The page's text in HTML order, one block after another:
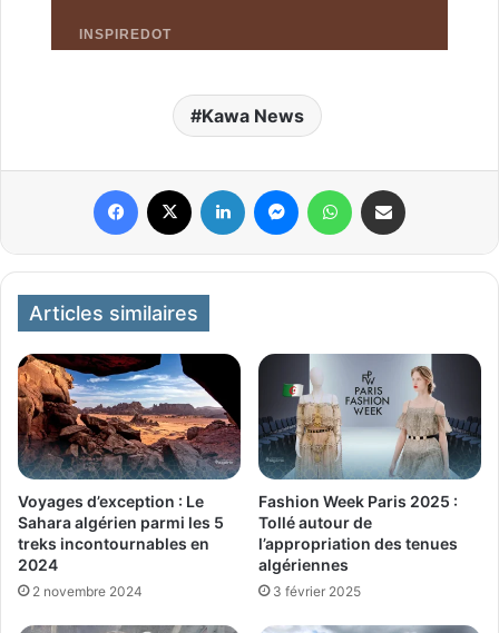
Kawa News
Articles similaires
Voyages d’exception : Le
Sahara algérien parmi les 5
treks incontournables en
2024
2 novembre 2024
Fashion Week Paris 2025 :
Tollé autour de
l’appropriation des tenues
algériennes
3 février 2025